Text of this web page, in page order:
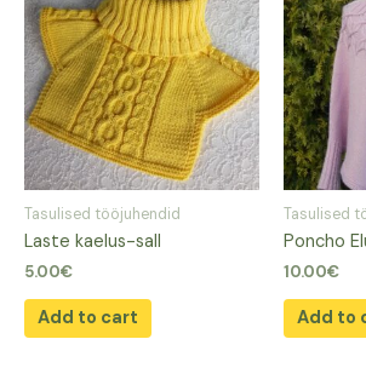
Tasulised tööjuhendid
Laste kaelus-sall
5.00€
Add to cart
Tasulised
Poncho
10.00€
Add to